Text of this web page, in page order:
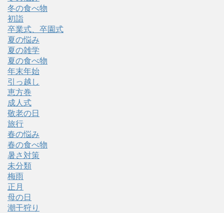
冬の食べ物
初詣
卒業式、卒園式
夏の悩み
夏の雑学
夏の食べ物
年末年始
引っ越し
恵方巻
成人式
敬老の日
旅行
春の悩み
春の食べ物
暑さ対策
未分類
梅雨
正月
母の日
潮干狩り